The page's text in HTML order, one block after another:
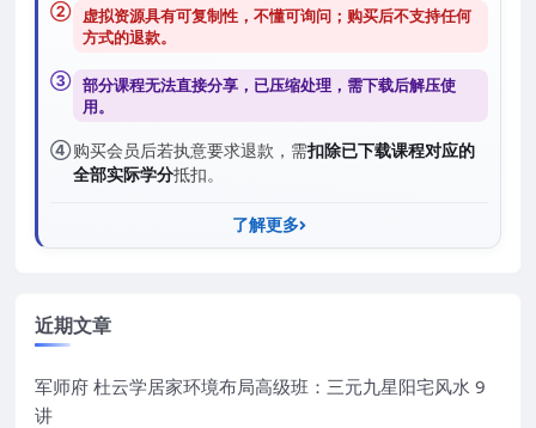
② 虚拟资源具有可复制性，不懂可询问；购买后不支持任何
方式的退款。
③ 部分课程无法直接分享，已压缩处理，需下载后解压使
用。
④购买会员后若执意要求退款，需扣除已下载课程对应的
全部实际学分抵扣。
了解更多
近期文章
军师府 杜云学居家环境布局高级班：三元九星阳宅风水 9
讲